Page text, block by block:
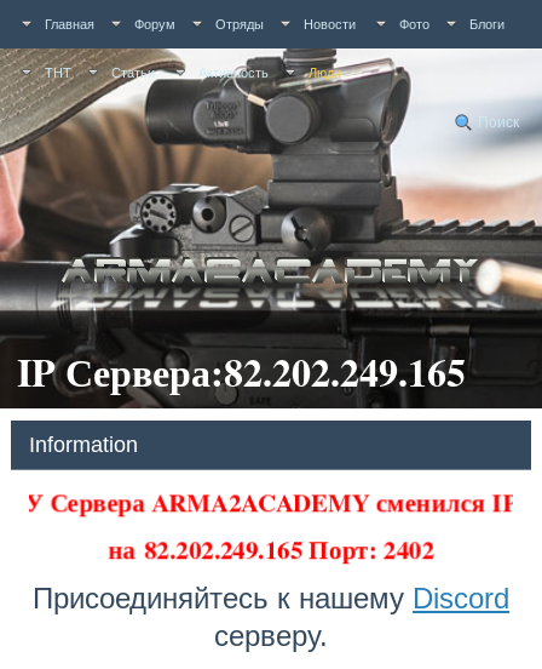
Главная Форум Отряды Новости Фото Блоги
ТНТ Статьи Активность Люди
Поиск
IP Сервера:82.202.249.165
Information
У Сервера ARMA2ACADEMY сменился IP
на82.202.249.165 Порт: 2402
Присоединяйтесь к нашему Discord
серверу.